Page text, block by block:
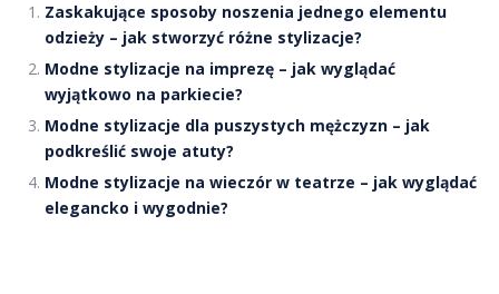
Zaskakujące sposoby noszenia jednego elementu
odzieży – jak stworzyć różne stylizacje?
Modne stylizacje na imprezę – jak wyglądać
wyjątkowo na parkiecie?
Modne stylizacje dla puszystych mężczyzn – jak
podkreślić swoje atuty?
Modne stylizacje na wieczór w teatrze – jak wyglądać
elegancko i wygodnie?